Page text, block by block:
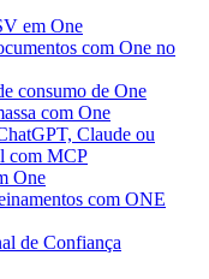
em One
com One no
consumo de One
com One
Claude ou
com MCP
One
com ONE
de Confiança